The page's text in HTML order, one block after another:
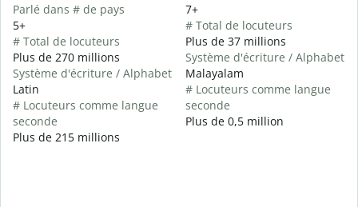
Parlé dans # de pays
5+
# Total de locuteurs
Plus de 270 millions
Système d'écriture / Alphabet
Latin
# Locuteurs comme langue
seconde
Plus de 215 millions
7+
# Total de locuteurs
Plus de 37 millions
Système d'écriture / Alphabet
Malayalam
# Locuteurs comme langue
seconde
Plus de 0,5 million